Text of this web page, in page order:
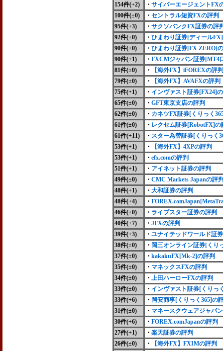
154件(+2)
・ サイバーエージェントFX
100件(±0)
・ セントラル短資FXの評判
95件(+3)
・ サクソバンクFX証券の評
92件(±0)
・ ひまわり証券[ディール
90件(±0)
・ ひまわり証券[FX ZERO]
90件(+1)
・ FXCMジャパン証券[MT4
81件(±0)
・
【海外FX】iFOREXの評判
79件(±0)
・
【海外FX】AVAFXの評判
75件(+1)
・ インヴァスト証券[FX24]
65件(±0) ・ GFT東京支店の評判
62件(±0)
・ カネツFX証券[くりっく
61件(±0)
・ レクセム証券[RobotFX]の
61件(+11)
・ スター為替証券[くりっく
53件(+1)
・
【海外FX】4XPの評判
53件(+1)
・ efx.comの評判
51件(+1)
・ アイネット証券の評判
49件(±0)
・ CMC Markets Japanの評
48件(+1)
・ 大和証券の評判
48件(+4)
・
46件(±0)
・ ライブスター証券の評判
40件(+7)
・ JFXの評判
39件(+3)
・ ユナイテッドワールド証
38件(±0) ・ 岡三オンライン証券[くり
37件(±0)
・ kakakuFX[Mk-2]の評判
35件(±0)
・ マネックスFXの評判
34件(±0)
・ 上田ハーローFXの評判
33件(±0)
・ インヴァスト証券[くりっ
33件(+6)
・ 岡安商事[くりっく365]の
31件(±0)
・ マネースクウェアジャパ
30件(+6)
・ FOREX.comJapanの評判
27件(+1)
・ 楽天証券の評判
26件(±0)
・
【海外FX】FXIMの評判